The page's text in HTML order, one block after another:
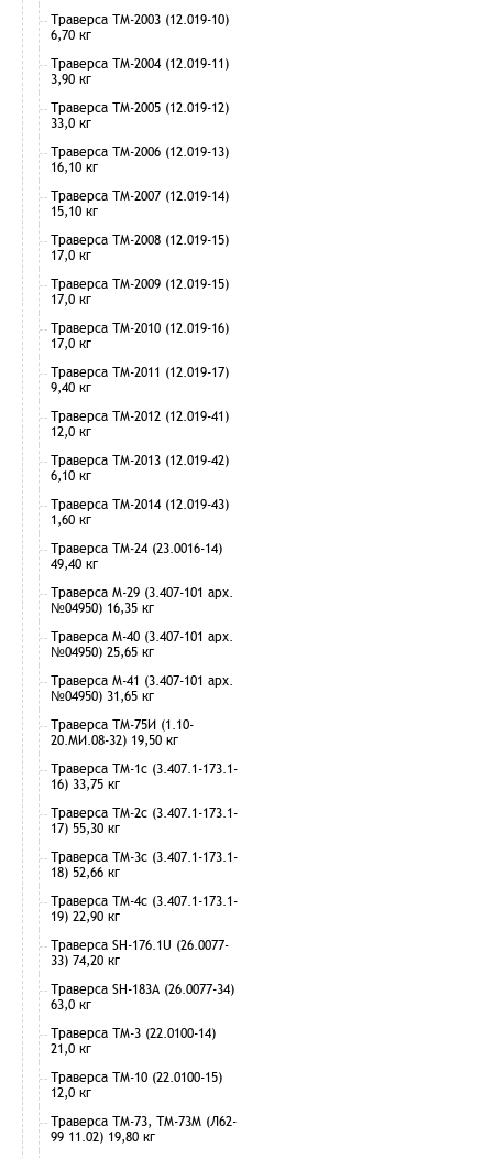
Траверса ТМ-2003 (12.019-10)
6,70 кг
Траверса ТМ-2004 (12.019-11)
3,90 кг
Траверса ТМ-2005 (12.019-12)
33,0 кг
Траверса ТМ-2006 (12.019-13)
16,10 кг
Траверса ТМ-2007 (12.019-14)
15,10 кг
Траверса ТМ-2008 (12.019-15)
17,0 кг
Траверса ТМ-2009 (12.019-15)
17,0 кг
Траверса ТМ-2010 (12.019-16)
17,0 кг
Траверса ТМ-2011 (12.019-17)
9,40 кг
Траверса ТМ-2012 (12.019-41)
12,0 кг
Траверса ТМ-2013 (12.019-42)
6,10 кг
Траверса ТМ-2014 (12.019-43)
1,60 кг
Траверса ТМ-24 (23.0016-14)
49,40 кг
Траверса М-29 (3.407-101 арх.
№04950) 16,35 кг
Траверса М-40 (3.407-101 арх.
№04950) 25,65 кг
Траверса М-41 (3.407-101 арх.
№04950) 31,65 кг
Траверса ТМ-75И (1.10-
20.МИ.08-32) 19,50 кг
Траверса ТМ-1с (3.407.1-173.1-
16) 33,75 кг
Траверса ТМ-2с (3.407.1-173.1-
17) 55,30 кг
Траверса ТМ-3с (3.407.1-173.1-
18) 52,66 кг
Траверса ТМ-4с (3.407.1-173.1-
19) 22,90 кг
Траверса SH-176.1U (26.0077-
33) 74,20 кг
Траверса SH-183А (26.0077-34)
63,0 кг
Траверса ТМ-3 (22.0100-14)
21,0 кг
Траверса ТМ-10 (22.0100-15)
12,0 кг
Траверса ТМ-73, ТМ-73М (Л62-
99 11.02) 19,80 кг